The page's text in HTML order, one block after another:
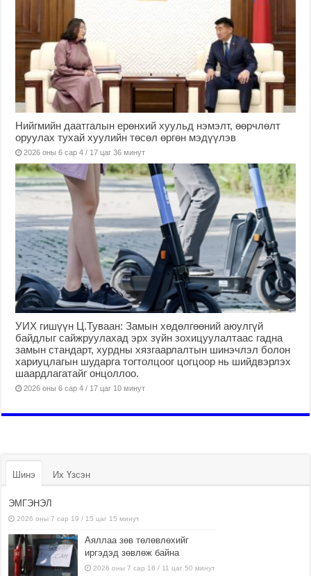
Нийгмийн даатгалын ерөнхий хуульд нэмэлт, өөрчлөлт
оруулах тухай хуулийн төсөл өргөн мэдүүлэв
2026 оны 6 сар 4 / 17 цаг 36 минут
УИХ гишүүн Ц.Туваан: Замын хөдөлгөөний аюулгүй
байдлыг сайжруулахад эрх зүйн зохицуулалтаас гадна
замын стандарт, хурдны хязгаарлалтын шинэчлэл болон
хариуцлагын шударга тогтолцоог цогцоор нь шийдвэрлэх
шаардлагатайг онцоллоо.
2026 оны 6 сар 4 / 17 цаг 10 минут
Шинэ Их Үзсэн
ЭМГЭНЭЛ
2026 оны 7 сар 19 / 15 цаг 15 минут
Аяллаа зөв төлөвлөхийг
иргэдэд зөвлөж байна
2026 оны 7 сар 16 / 11 цаг 50 минут